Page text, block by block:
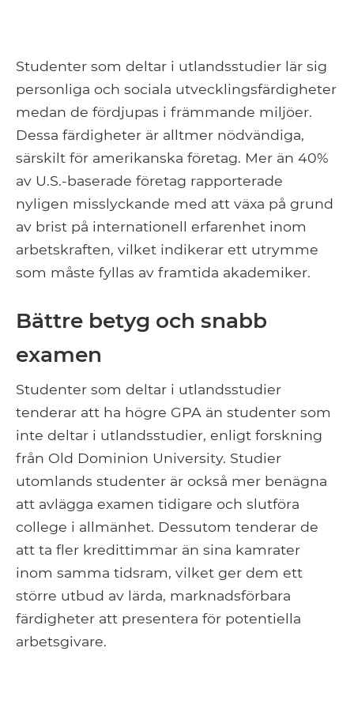
Studenter som deltar i utlandsstudier lär sig
personliga och sociala utvecklingsfärdigheter
medan de fördjupas i främmande miljöer.
Dessa färdigheter är alltmer nödvändiga,
särskilt för amerikanska företag. Mer än 40%
av U.S.-baserade företag rapporterade
nyligen misslyckande med att växa på grund
av brist på internationell erfarenhet inom
arbetskraften, vilket indikerar ett utrymme
som måste fyllas av framtida akademiker.
Bättre betyg och snabb
examen
Studenter som deltar i utlandsstudier
tenderar att ha högre GPA än studenter som
inte deltar i utlandsstudier, enligt forskning
från Old Dominion University. Studier
utomlands studenter är också mer benägna
att avlägga examen tidigare och slutföra
college i allmänhet. Dessutom tenderar de
att ta fler kredittimmar än sina kamrater
inom samma tidsram, vilket ger dem ett
större utbud av lärda, marknadsförbara
färdigheter att presentera för potentiella
arbetsgivare.